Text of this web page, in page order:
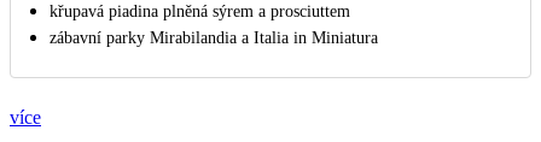
křupavá piadina plněná sýrem a prosciuttem
zábavní parky Mirabilandia a Italia in Miniatura
více